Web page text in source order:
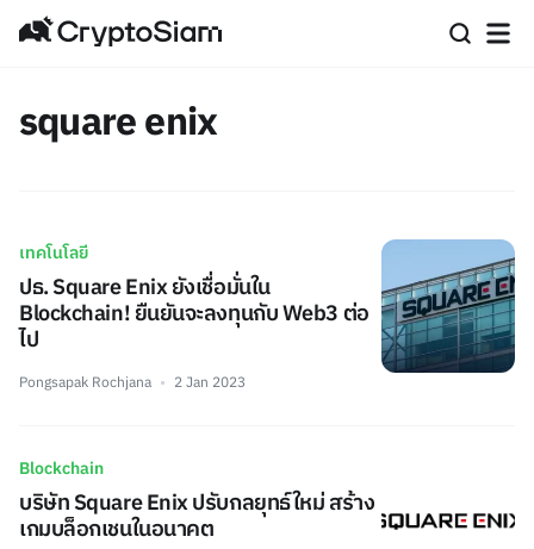
square enix
เทคโนโลยี
ปธ. Square Enix ยังเชื่อมั่นใน
Blockchain! ยืนยันจะลงทุนกับ Web3 ต่อ
ไป
Pongsapak Rochjana 2 Jan 2023
Blockchain
บริษัท Square Enix ปรับกลยุทธ์ใหม่ สร้าง
เกมบล็อกเชนในอนาคต